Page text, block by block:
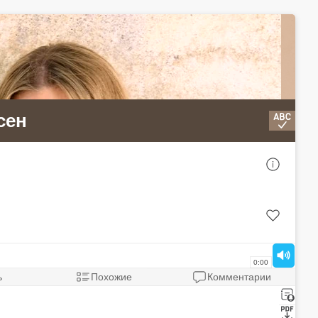
0:00
Похожие Комментарии
De/Vision - Twisted Story